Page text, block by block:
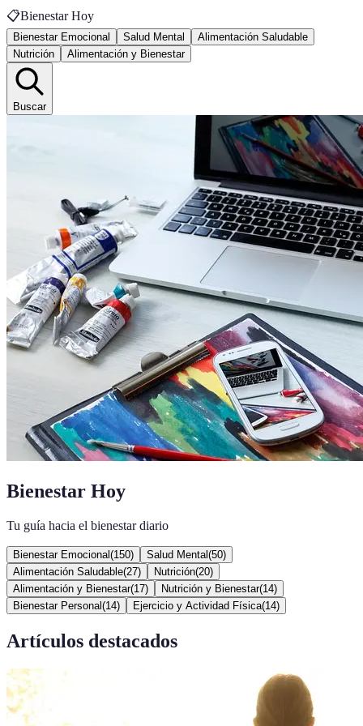
📋Bienestar Hoy
Bienestar Emocional Salud Mental
Alimentación Saludable
Nutrición
Alimentación y Bienestar
Buscar
Bienestar Hoy
Tu guía hacia el bienestar diario
Bienestar Emocional (150) Salud Mental (50)
Alimentación Saludable(27) Nutrición(20)
Alimentación y Bienestar(17) Nutrición y Bienestar(14)
Bienestar Personal (14) Ejercicio y Actividad Física(14)
Artículos destacados